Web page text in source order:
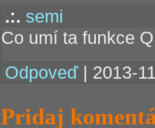
.:. semi
Co umí ta funkce
Odpoveď | 2013-
Pridaj